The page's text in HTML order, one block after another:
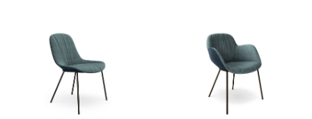
Bodenleuchten
Wandleuchten
Outdoor-Leuchten